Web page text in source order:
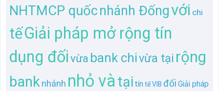
NHTMCP quốcnhánh Đốngvới chi
tếGiải pháp mở rộng tín
dụng đốivừa bank chivừa tại rộng
bank nhánh nhỏ vàtại tín tế VIB đối Giải pháp